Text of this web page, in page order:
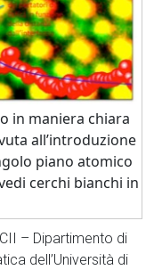
in maniera chiara
all’introduzione
piano atomico
cerchi bianchi in
– Dipartimento di
dell’Università di